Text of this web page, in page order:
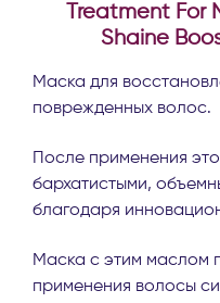
Treatment For
Shaine
Маска для
поврежденных волос.
После применения
бархатистыми,
благодаря
Маска с этим маслом
применения волосы